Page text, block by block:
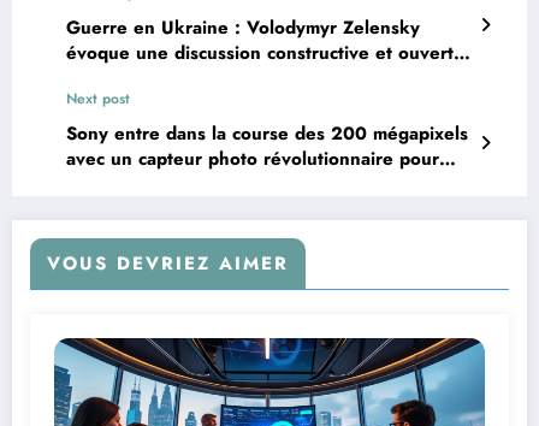
Guerre en Ukraine : Volodymyr Zelensky
évoque une discussion constructive et ouverte
Next post
Sony entre dans la course des 200 mégapixels
avec un capteur photo révolutionnaire pour
VOUS DEVRIEZ AIMER